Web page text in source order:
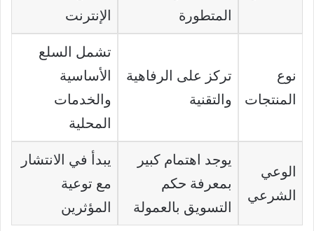
المتطورة
الإنترنت
نوع
المنتجات
تركز على الرفاهية
والتقنية
تشمل السلع
الأساسية
والخدمات
المحلية
الوعي
الشرعي
يوجد اهتمام كبير
بمعرفة حكم
التسويق بالعمولة
يبدأ في الانتشار
مع توعية
المؤثرين